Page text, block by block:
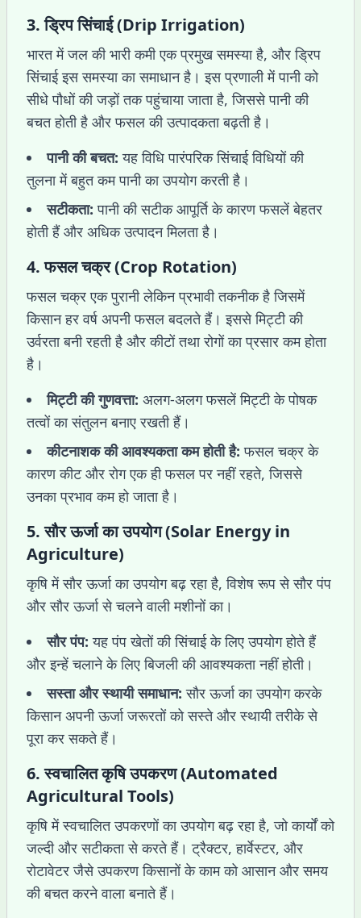
3.ड्रिप सिंचाई (Drip Irrigation)
भारत में जल की भारी कमी एक प्रमुख समस्या है, और ड्रिप
सिंचाई इस समस्या का समाधान है। इस प्रणाली में पानी को
सीधे पौधों की जड़ों तक पहुंचाया जाता है, जिससे पानी की
बचत होती है और फसल की उत्पादकता बढ़ती है।
पानी की बचत: यह विधि पारंपरिक सिंचाई विधियों की
तुलना में बहुत कम पानी का उपयोग करती है।
सटीकता: पानी की सटीक आपूर्ति के कारण फसलें बेहतर
होती हैं और अधिक उत्पादन मिलता है।
4.फसल चक्र (Crop Rotation)
फसल चक्र एक पुरानी लेकिन प्रभावी तकनीक है जिसमें
किसान हर वर्ष अपनी फसल बदलते हैं। इससे मिट्टी की
उर्वरता बनी रहती है और कीटों तथा रोगों का प्रसार कम होता
है।
मिट्टी की गुणवत्ता: अलग-अलग फसलें मिट्टी के पोषक
तत्वों का संतुलन बनाए रखती हैं।
कीटनाशक की आवश्यकता कम होती है: फसल चक्र के
कारण कीट और रोग एक ही फसल पर नहीं रहते, जिससे
उनका प्रभाव कम हो जाता है।
5.सौर ऊर्जा का उपयोग (Solar Energy in
Agriculture)
कृषि में सौर ऊर्जा का उपयोग बढ़ रहा है, विशेष रूप से सौर पंप
और सौर ऊर्जा से चलने वाली मशीनों का।
सौर पंप: यह पंप खेतों की सिंचाई के लिए उपयोग होते हैं
और इन्हें चलाने के लिए बिजली की आवश्यकता नहीं होती।
सस्ता और स्थायी समाधान: सौर ऊर्जा का उपयोग करके
किसान अपनी ऊर्जा जरूरतों को सस्ते और स्थायी तरीके से
पूरा कर सकते हैं।
6.स्वचालित कृषि उपकरण (Automated
Agricultural Tools)
कृषि में स्वचालित उपकरणों का उपयोग बढ़ रहा है, जो कार्यों को
जल्दी और सटीकता से करते हैं। ट्रैक्टर, हार्वेस्टर, और
रोटावेटर जैसे उपकरण किसानों के काम को आसान और समय
की बचत करने वाला बनाते हैं।